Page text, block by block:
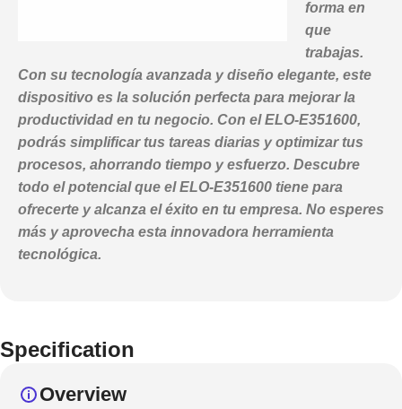
forma en
que
trabajas.
Con su tecnología avanzada y diseño elegante, este
dispositivo es la solución perfecta para mejorar la
productividad en tu negocio. Con el ELO-E351600,
podrás simplificar tus tareas diarias y optimizar tus
procesos, ahorrando tiempo y esfuerzo. Descubre
todo el potencial que el ELO-E351600 tiene para
ofrecerte y alcanza el éxito en tu empresa. No esperes
más y aprovecha esta innovadora herramienta
tecnológica.
Specification
Overview